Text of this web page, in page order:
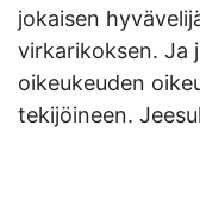
jokaisen
virkarikoksen. Ja
oikeukeuden
tekijöineen.